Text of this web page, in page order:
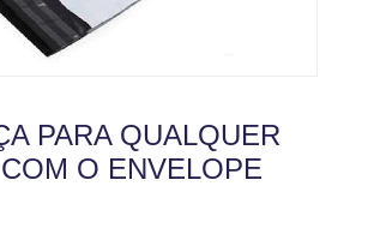
PARA QUALQUER
O ENVELOPE